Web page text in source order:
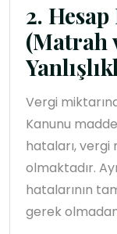
2.
(Matrah
Vergi
Kanunu
hataları, vergi
olmaktadır.
hatalarının
gerek